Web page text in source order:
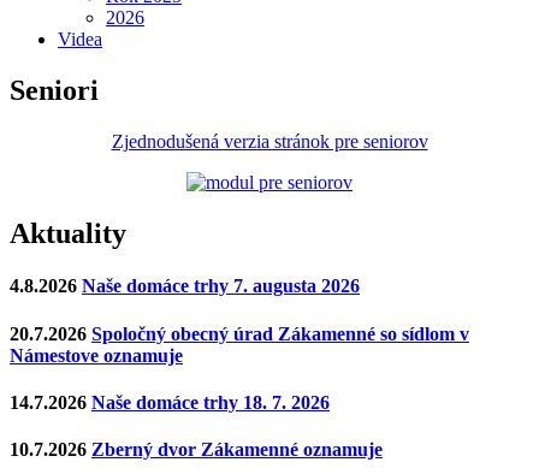
2026
Videa
Seniori
Zjednodušená verzia stránok pre seniorov
Aktuality
4.8.2026 Naše domáce trhy 7. augusta 2026
20.7.2026 Spoločný obecný úrad Zákamenné so sídlom v
Námestove oznamuje
14.7.2026 Naše domáce trhy 18. 7. 2026
10.7.2026 Zberný dvor Zákamenné oznamuje